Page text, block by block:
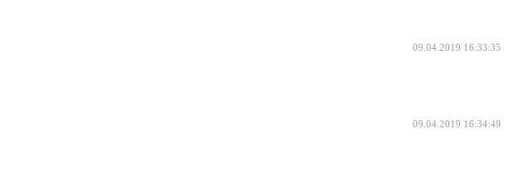
09.04.2019 16:33:35
09.04.2019 16:34:49